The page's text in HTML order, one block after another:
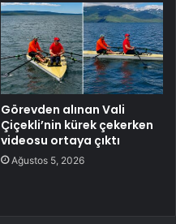
Görevden alınan Vali
Çiçekli’nin kürek çekerken
videosu ortaya çıktı
Ağustos 5, 2026